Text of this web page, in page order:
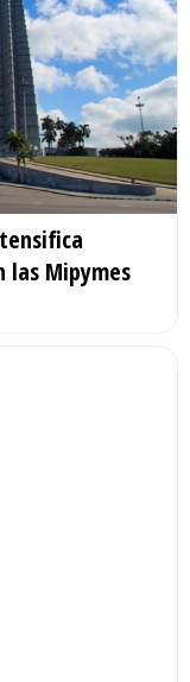
las Mipymes